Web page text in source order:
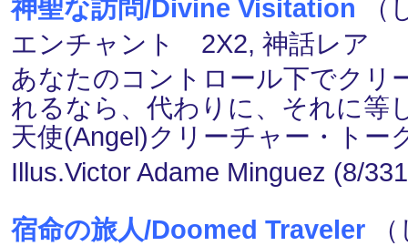
神聖な訪問/Divine Visitation （
エンチャント 2X2, 神話レア
あなたのコントロール下でクリ
れるなら、代わりに、それに等
天使(Angel)クリーチャー・トー
Illus.Victor Adame Minguez (8/
宿命の旅人/Doomed Traveler